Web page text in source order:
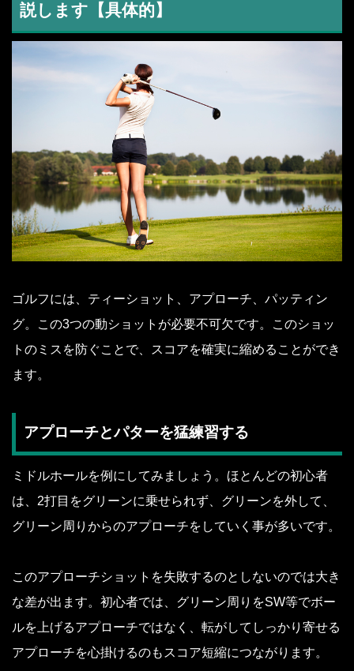
説します【具体的】
ゴルフには、ティーショット、アプローチ、パッティン
グ。この3つの動ショットが必要不可欠です。このショッ
トのミスを防ぐことで、スコアを確実に縮めることができ
ます。
アプローチとパターを猛練習する
ミドルホールを例にしてみましょう。ほとんどの初心者
は、2打目をグリーンに乗せられず、グリーンを外して、
グリーン周りからのアプローチをしていく事が多いです。
このアプローチショットを失敗するのとしないのでは大き
な差が出ます。初心者では、グリーン周りをSW等でボー
ルを上げるアプローチではなく、転がしてしっかり寄せる
アプローチを心掛けるのもスコア短縮につながります。